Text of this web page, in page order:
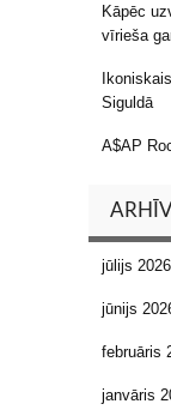
Kāpēc
vīrieša
Siguldā
A$AP
ARHĪVI
jūlijs 2026
jūnijs
februāris
janvāris